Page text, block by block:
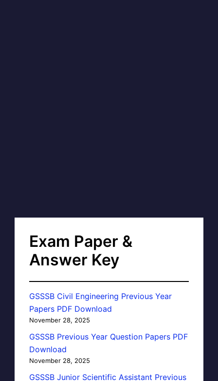
Exam Paper &
Answer Key
GSSSB Civil Engineering Previous Year
Papers PDF Download
November 28, 2025
GSSSB Previous Year Question Papers PDF
Download
November 28, 2025
GSSSB Junior Scientific Assistant Previous